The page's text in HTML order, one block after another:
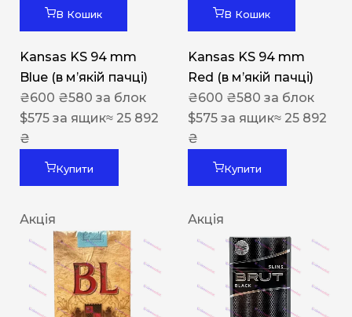
В Кошик
Kansas KS 94 mm
Blue (в мʼякій пачці)
₴600 ₴580 за блок
$575 за ящик≈ 25 892
₴
Купити
В Кошик
Kansas KS 94 mm
Red (в мʼякій пачці)
₴600 ₴580 за блок
$575 за ящик≈ 25 892
₴
Купити
Акція Акція